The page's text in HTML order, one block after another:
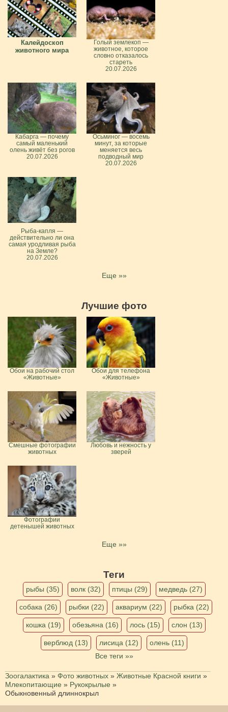
Калейдоскоп
животного мира
Голый землекоп —
животное, которое
словно отказалось
стареть
20.07.2026
Кабарга — почему
самый маленький
олень живёт без рогов
20.07.2026
Осьминог — восемь
минут, за которые
меняется весь
подводный мир
20.07.2026
Рыба-капля —
действительно ли она
самая уродливая рыба
на Земле?
20.07.2026
Еще »»
Лучшие фото
Обои на рабочий стол
«Животные»
Обои для телефона
«Животные»
Смешные фотографии
животных
Любовь и нежность у
зверей
Фотографии
детенышей животных
Еще »»
Теги
рыбы (35) волк (32) птицы (29) медведь (27)
собака (26) рыбки (22) аквариум (22) рыбка (22)
кошка (19) обезьяна (16) лось (15) слон (13)
верблюд (13) лисица (12)
олень (11)
Все теги »»
Зоогалактика » Фото животных » Животные Красной книги »
Млекопитающие » Рукокрылые »
Обыкновенный длиннокрыл